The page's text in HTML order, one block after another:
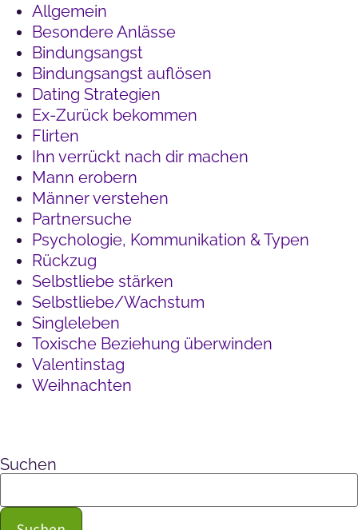
Allgemein
Besondere Anlässe
Bindungsangst
Bindungsangst auflösen
Dating Strategien
Ex-Zurück bekommen
Flirten
Ihn verrückt nach dir machen
Mann erobern
Männer verstehen
Partnersuche
Psychologie, Kommunikation & Typen
Rückzug
Selbstliebe stärken
Selbstliebe/Wachstum
Singleleben
Toxische Beziehung überwinden
Valentinstag
Weihnachten
Suchen